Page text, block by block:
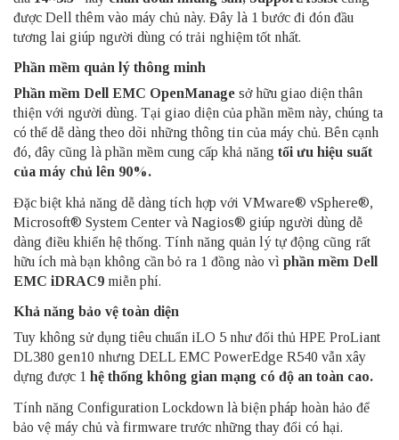
được Dell thêm vào máy chủ này. Đây là 1 bước đi đón đầu
tương lai giúp người dùng có trải nghiệm tốt nhất.
Phần mềm quản lý thông minh
Phần mềm Dell EMC OpenManage sở hữu giao diện thân
thiện với người dùng. Tại giao diện của phần mềm này, chúng ta
có thể dễ dàng theo dõi những thông tin của máy chủ. Bên cạnh
đó, đây cũng là phần mềm cung cấp khả năng tối ưu hiệu suất
của máy chủ lên 90%.
Đặc biệt khả năng dễ dàng tích hợp với VMware® vSphere®,
Microsoft® System Center và Nagios® giúp người dùng dễ
dàng điều khiển hệ thống. Tính năng quản lý tự động cũng rất
hữu ích mà bạn không cần bỏ ra 1 đồng nào vì phần mềm Dell
EMC iDRAC9 miễn phí.
Khả năng bảo vệ toàn diện
Tuy không sử dụng tiêu chuẩn iLO 5 như đối thủ HPE ProLiant
DL380 gen10 nhưng DELL EMC PowerEdge R540 vẫn xây
dựng được 1 hệ thống không gian mạng có độ an toàn cao.
Tính năng Configuration Lockdown là biện pháp hoàn hảo để
bảo vệ máy chủ và firmware trước những thay đổi có hại.